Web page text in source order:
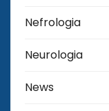
Nefrologia
Neurologia
News